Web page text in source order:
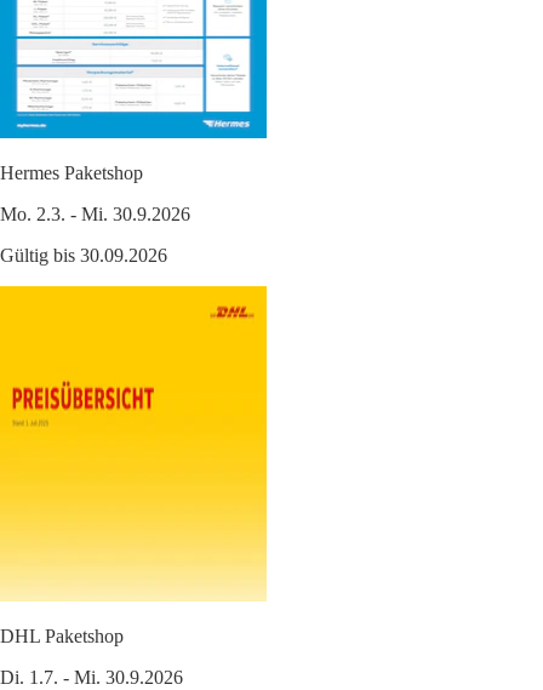
Hermes Paketshop
Mo. 2.3. - Mi. 30.9.2026
Gültig bis 30.09.2026
DHL Paketshop
Di. 1.7. - Mi. 30.9.2026